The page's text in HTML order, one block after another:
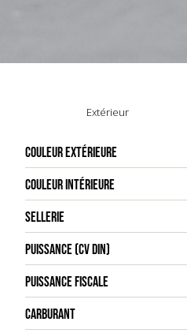
Extérieur
COULEUR EXTÉRIEURE
COULEUR INTÉRIEURE
SELLERIE
PUISSANCE (CV DIN)
PUISSANCE FISCALE
CARBURANT